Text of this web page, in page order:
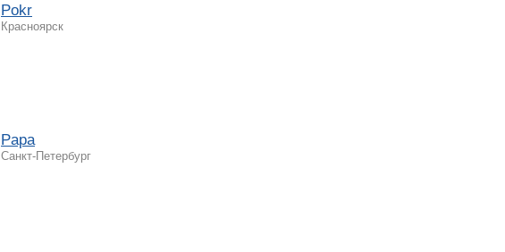
Pokr
Красноярск
Papa
Санкт-Петербург